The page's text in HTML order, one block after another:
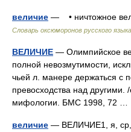
величие — • ничтожное
Словарь оксюморонов русского языка
ВЕЛИЧИЕ — Олимпийское
полной невозмутимости,
чьей л. манере держаться с
превосходства над другими.
мифологии. БМС 1998, 72 …
величие — ВЕЛИЧИЕ1, я, ср,